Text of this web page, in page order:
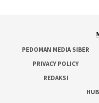
PEDOMAN MEDIA SIBER
PRIVACY POLICY
REDAKSI